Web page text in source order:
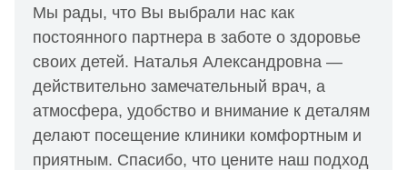
Мы рады, что Вы выбрали нас как
постоянного партнера в заботе о здоровье
своих детей. Наталья Александровна —
действительно замечательный врач, а
атмосфера, удобство и внимание к деталям
делают посещение клиники комфортным и
приятным. Спасибо, что цените наш подход